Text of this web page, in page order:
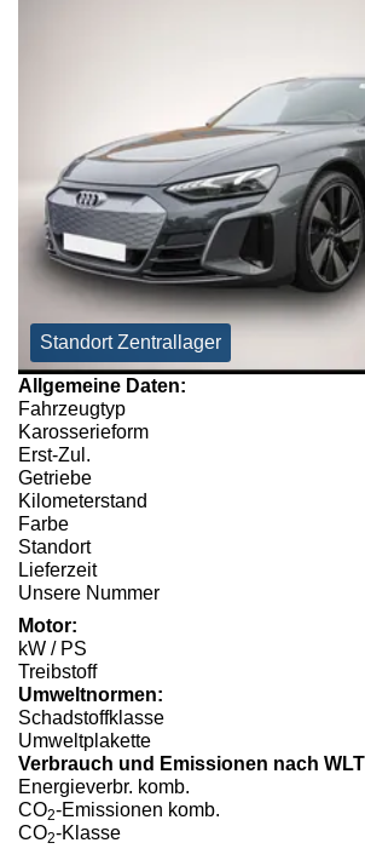
Standort Zentrallager
Allgemeine Daten:
Fahrzeugtyp
Karosserieform
Erst-Zul.
Getriebe
Kilometerstand
Farbe
Standort
Lieferzeit
Unsere Nummer
Motor:
kW / PS
Treibstoff
Umweltnormen:
Schadstoffklasse
Umweltplakette
Verbrauch und Emissionen nach
Energieverbr. komb.
CO2-Emissionen komb.
CO2-Klasse